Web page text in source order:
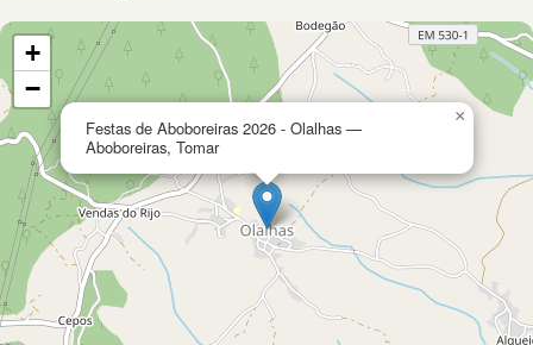
Festas de Aboboreiras 2026 - Olalhas —
Aboboreiras, Tomar
×
+
−